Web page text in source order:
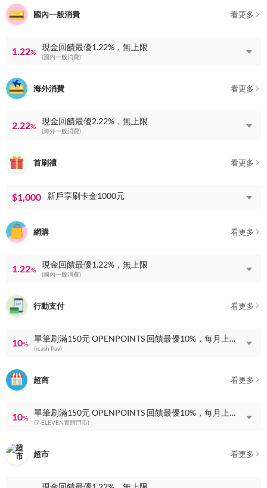
國內一般消費 看更多
1.22%
現金回饋最優1.22%，無上限
(國內一般消費)
海外消費 看更多
2.22%
現金回饋最優2.22%，無上限
(海外一般消費)
首刷禮 看更多
$1,000 新戶享刷卡金1000元
網購 看更多
1.22%
現金回饋最優1.22%，無上限
(國內一般消費)
行動支付 看更多
10%
單筆刷滿150元 OPENPOINTS 回饋最優10%，每月上限 OPENPOINTS 回饋100點
(icash Pay)
超商 看更多
10%
單筆刷滿150元 OPENPOINTS 回饋最優10%，每月上限 OPENPOINTS 回饋100點
(7-ELEVEN實體門市)
超市 看更多